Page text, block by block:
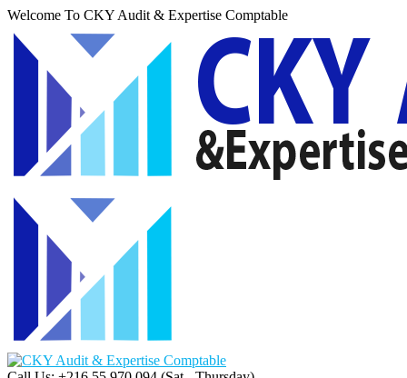
Welcome To CKY Audit & Expertise Comptable